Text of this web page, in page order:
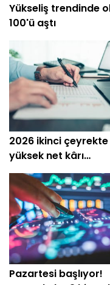
Yükseliş trendinde
100'ü aştı
2026 ikinci çeyrekte
yüksek net kârı
açıklayan şirketler!
Pazartesi başlıyor!